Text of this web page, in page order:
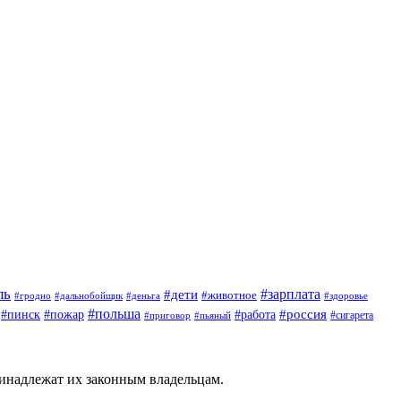
#гродно #дальнобойщик #деньга #дети #животное #зарплата #здоровье
#пинск #пожар #польша #приговор #пьяный #работа #россия #сигарета
их законным владельцам.